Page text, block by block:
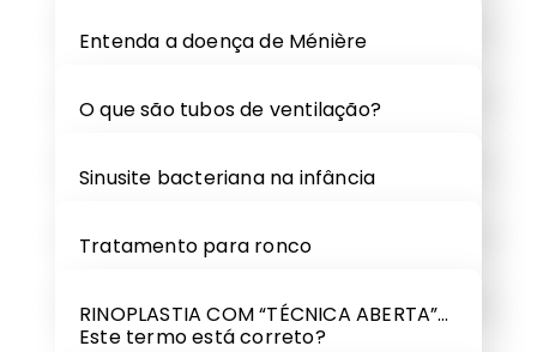
Entenda a doença de Ménière
O que são tubos de ventilação?
Sinusite bacteriana na infância
Tratamento para ronco
RINOPLASTIA COM “TÉCNICA ABERTA”…
Este termo está correto?